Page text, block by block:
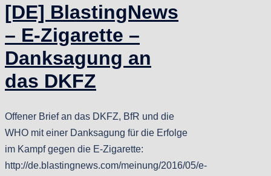
[DE] BlastingNews
– E-Zigarette –
Danksagung an
das DKFZ
Offener Brief an das DKFZ, BfR und die
WHO mit einer Danksagung für die Erfolge
im Kampf gegen die E-Zigarette:
http://de.blastingnews.com/meinung/2016/05/e-